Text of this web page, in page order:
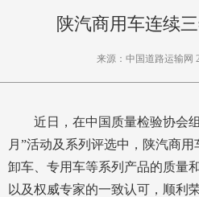
陕汽商用车连续
来源：中国道路运输网
近日，在中国质量检验协会
月”活动及系列评选中，陕汽商
卸车、专用车等系列产品的质量
以及权威专家的一致认可，顺利